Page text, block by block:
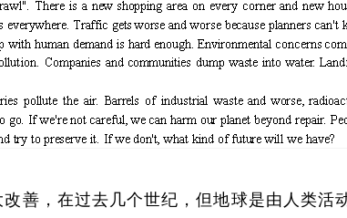
善，在过去几个世纪，但地球是由人类活